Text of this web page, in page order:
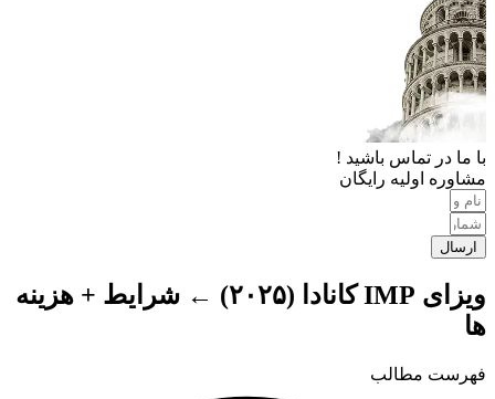
با ما در تماس باشید !
مشاوره اولیه رایگان
ارسال
ویزای IMP کانادا (۲۰۲۵) ← شرایط + هزینه
ها
فهرست مطالب